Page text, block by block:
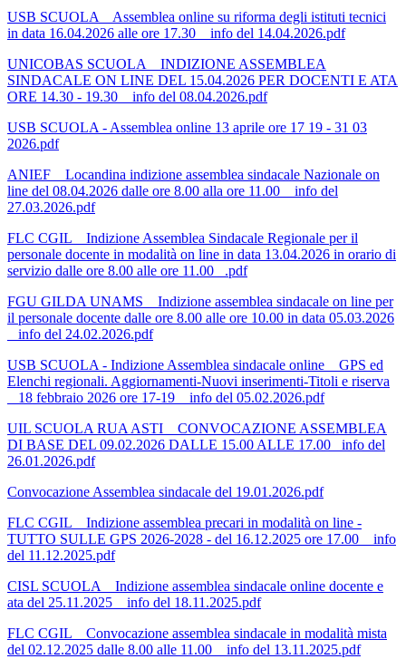
USB SCUOLA _ Assemblea online su riforma degli istituti tecnici
in data 16.04.2026 alle ore 17.30 _ info del 14.04.2026.pdf
UNICOBAS SCUOLA _ INDIZIONE ASSEMBLEA
SINDACALE ON LINE DEL 15.04.2026 PER DOCENTI E ATA
ORE 14.30 - 19.30 _ info del 08.04.2026.pdf
USB SCUOLA - Assemblea online 13 aprile ore 17 19 - 31 03
2026.pdf
ANIEF _ Locandina indizione assemblea sindacale Nazionale on
line del 08.04.2026 dalle ore 8.00 alla ore 11.00 _ info del
27.03.2026.pdf
FLC CGIL _ Indizione Assemblea Sindacale Regionale per il
personale docente in modalità on line in data 13.04.2026 in orario di
servizio dalle ore 8.00 alle ore 11.00 _.pdf
FGU GILDA UNAMS _ Indizione assemblea sindacale on line per
il personale docente dalle ore 8.00 alle ore 10.00 in data 05.03.2026
_ info del 24.02.2026.pdf
USB SCUOLA - Indizione Assemblea sindacale online _ GPS ed
Elenchi regionali. Aggiornamenti-Nuovi inserimenti-Titoli e riserva
_ 18 febbraio 2026 ore 17-19 _ info del 05.02.2026.pdf
UIL SCUOLA RUA ASTI _ CONVOCAZIONE ASSEMBLEA
DI BASE DEL 09.02.2026 DALLE 15.00 ALLE 17.00_ info del
26.01.2026.pdf
Convocazione Assemblea sindacale del 19.01.2026.pdf
FLC CGIL _ Indizione assemblea precari in modalità on line -
TUTTO SULLE GPS 2026-2028 - del 16.12.2025 ore 17.00 _ info
del 11.12.2025.pdf
CISL SCUOLA _ Indizione assemblea sindacale online docente e
ata del 25.11.2025 _ info del 18.11.2025.pdf
FLC CGIL _ Convocazione assemblea sindacale in modalità mista
del 02.12.2025 dalle 8.00 alle 11.00 _ info del 13.11.2025.pdf